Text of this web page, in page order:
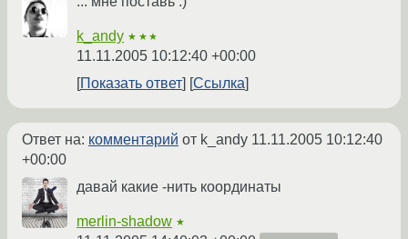
k_andy ★★★
11.11.2005 10:12:40 +00:00
Показать ответ
Ссылка
Ответ на: комментарий от k_andy 11.11.2005 10:12:40
+00:00
давай какие -нить координаты
merlin-shadow ★